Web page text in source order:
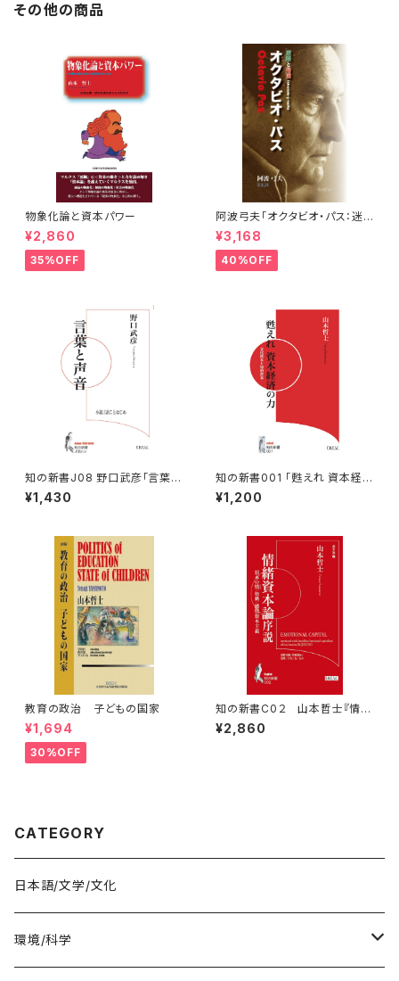
その他の商品
物象化論と資本パワー
¥2,860
35%OFF
阿波弓夫「オクタビオ・パス：迷
路と帰還」
¥3,168
40%OFF
知の新書J08 野口武彦「言葉と
声音：小説言語ことはじめ」
¥1,430
知の新書001 「甦えれ 資本経済
の力」
¥1,200
教育の政治 子どもの国家
¥1,694
30%OFF
知の新書C0２ 山本哲士『情緒
資本論序説』（資本論シリーズ）
¥2,860
CATEGORY
日本語/文学/文化
環境/科学